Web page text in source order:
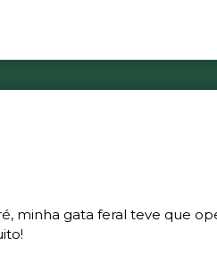
minha gata feral teve que